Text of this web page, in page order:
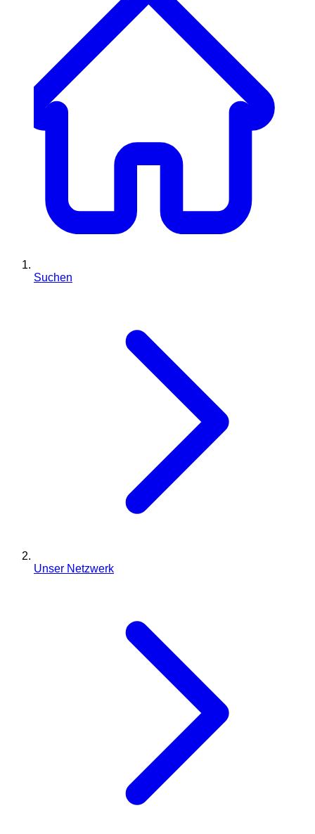
Suchen
Unser Netzwerk